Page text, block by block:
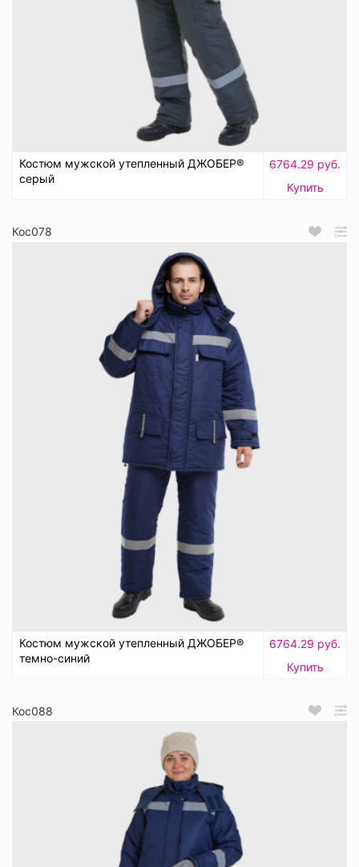
Костюм мужской утепленный ДЖОБЕР®
серый
6764.29 руб.
Купить
Кос078
Костюм мужской утепленный ДЖОБЕР®
темно-синий
6764.29 руб.
Купить
Кос088